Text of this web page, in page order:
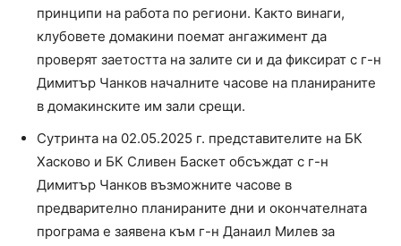
принципи на работа по региони. Както винаги,
клубовете домакини поемат ангажимент да
проверят заетостта на залите си и да фиксират с г-н
Димитър Чанков началните часове на планираните
в домакинските им зали срещи.
Сутринта на 02.05.2025 г. представителите на БК
Хасково и БК Сливен Баскет обсъждат с г-н
Димитър Чанков възможните часове в
предварително планираните дни и окончателната
програма е заявена към г-н Данаил Милев за